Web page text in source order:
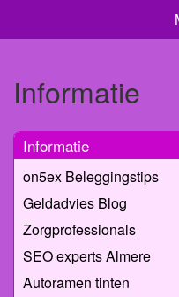
Informatie
Informatie
on5ex Beleggingstips
Geldadvies Blog
Zorgprofessionals
SEO experts Almere
Autoramen tinten